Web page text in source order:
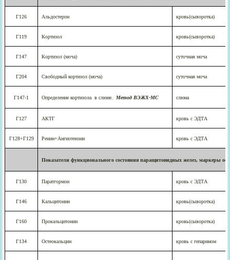
Г126 Альдостерон кровь(сыворотка)
Г119 Кортизол кровь(сыворотка)
Г147 Кортизол (моча) суточная моча
Г204 Свободный кортизол (моча) суточная моча
Г147-1 Определение кортизола в слюне. Метод ВЭЖХ-МС слюна
Г127 АКТГ кровь с ЭДТА
Г128+Г129 Ренин+Ангиотензин кровь с ЭДТА
Показатели функционального состояния паращитовидных желез, маркеры
Г130 Паратгормон кровь с ЭДТА
Г146 Кальцитонин кровь(сыворотка)
Г160 Прокальцитонин кровь(сыворотка)
Г134 Остеокальцин кровь с гепарином